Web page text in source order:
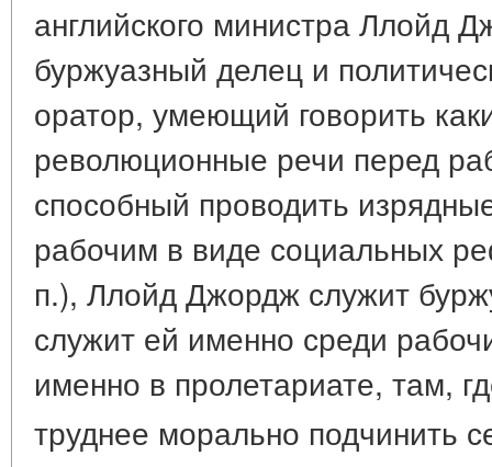
английского министра Ллойд
буржуазный делец и
оратор, умеющий говорить
революционные речи перед
способный проводить
рабочим в виде социальных
п.), Ллойд Джордж служит
служит ей именно среди
именно в пролетариате, там,
труднее морально подчинить